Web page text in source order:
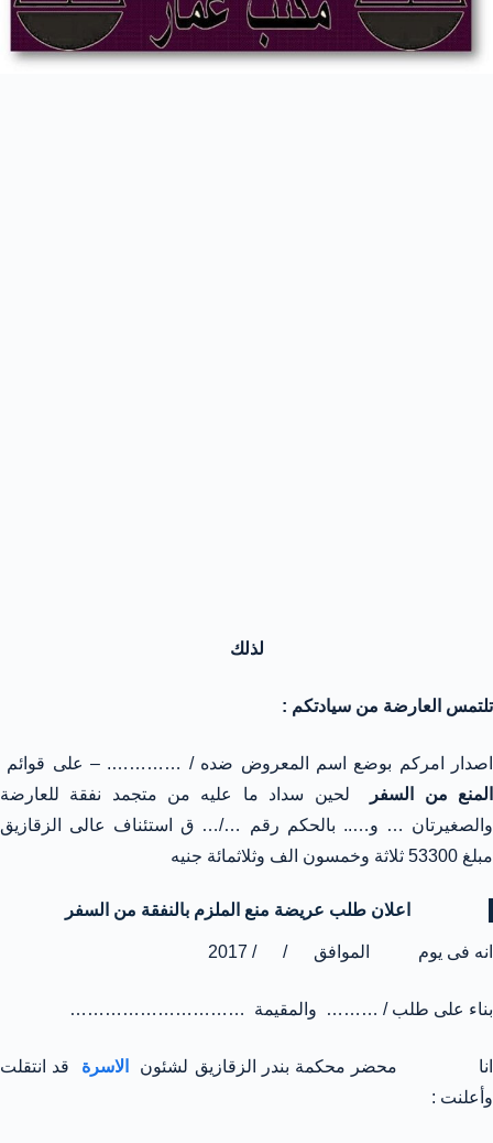
لذلك
تلتمس العارضة من سيادتكم :
اصدار امركم بوضع اسم المعروض ضده / …………. – على قوائم
المنع من السفر
لحين سداد ما عليه من متجمد نفقة للعارضة
والصغيرتان … و….. بالحكم رقم …/… ق استئناف عالى الزقازيق
مبلغ 53300 ثلاثة وخمسون الف وثلاثمائة جنيه
اعلان طلب عريضة منع الملزم بالنفقة من السفر
انه فى يوم الموافق / / 2017
بناء على طلب / ……… والمقيمة …………………………
انا محضر محكمة بندر الزقازيق لشئون الاسرة قد انتقلت
وأعلنت :